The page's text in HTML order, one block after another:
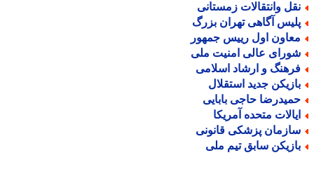
وانتقالات زمستانی
آگاهی تهران بزرگ
اول رییس جمهور
عالی امنیت ملی
و ارشاد اسلامی
جدید استقلال
حاجی بابایی
متحده آمریکا
پزشکی قانونی
سابق تیم ملی